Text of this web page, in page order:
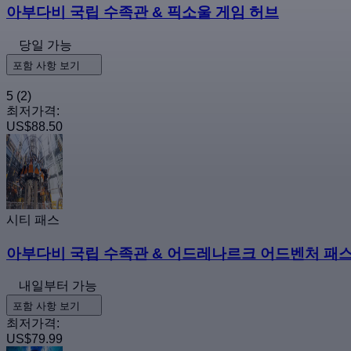
아부다비 국립 수족관 & 픽소울 게임 허브
당일 가능
포함 사항 보기
5 (2)
최저가격:
US$88.50
시티 패스
아부다비 국립 수족관 & 어드레나르크 어드벤처 패
내일부터 가능
포함 사항 보기
최저가격:
US$79.99